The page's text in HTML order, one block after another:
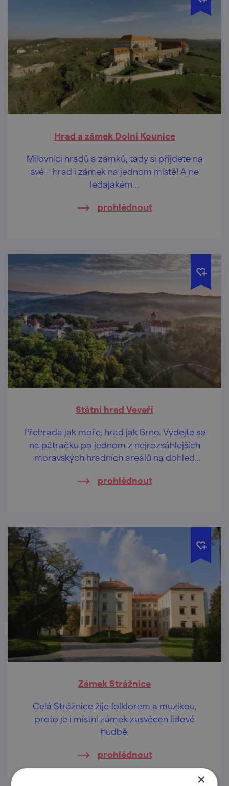
Hrad a zámek Dolní Kounice
Milovníci hradů a zámků, tady si přijdete na
své – hrad i zámek na jednom místě! A ne
ledajakém...
prohlédnout
Státní hrad Veveří
Přehrada jak moře, hrad jak Brno. Vydejte se
na pátračku po jednom z nejrozsáhlejších
moravských hradních areálů na dohled
prohlédnout
Zámek Strážnice
Celá Strážnice žije folklorem a muzikou,
proto je i místní zámek zasvěcen lidové
hudbě.
prohlédnout
×